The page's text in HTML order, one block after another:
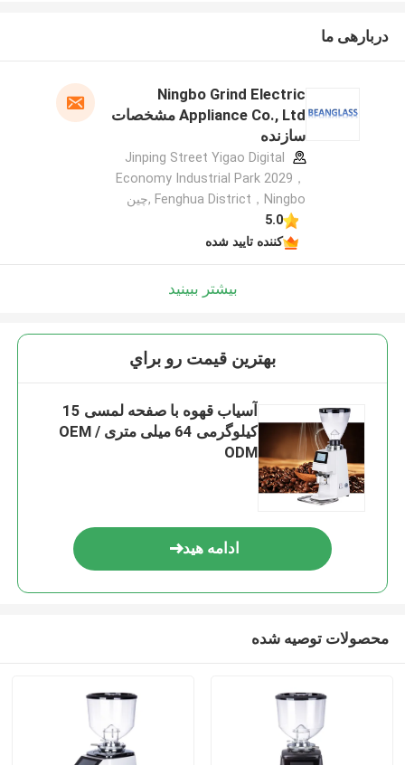
دربارهی ما
Ningbo Grind Electric
Appliance Co., Ltd مشخصات
سازنده
Jinping Street Yigao Digital
Economy Industrial Park 2029，
Fenghua District，Ningbo ,چین
5.0
کننده تایید شده
بیشتر ببینید
بهترين قيمت رو براي
آسیاب قهوه با صفحه لمسی 15
کیلوگرمی 64 میلی متری OEM /
ODM
ادامه هید
محصولات توصیه شده